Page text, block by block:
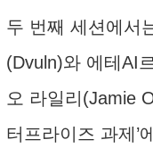
두 번째 세션에서
(Dvuln)와 에테AI
오 라일리(Jamie
터프라이즈 과제’